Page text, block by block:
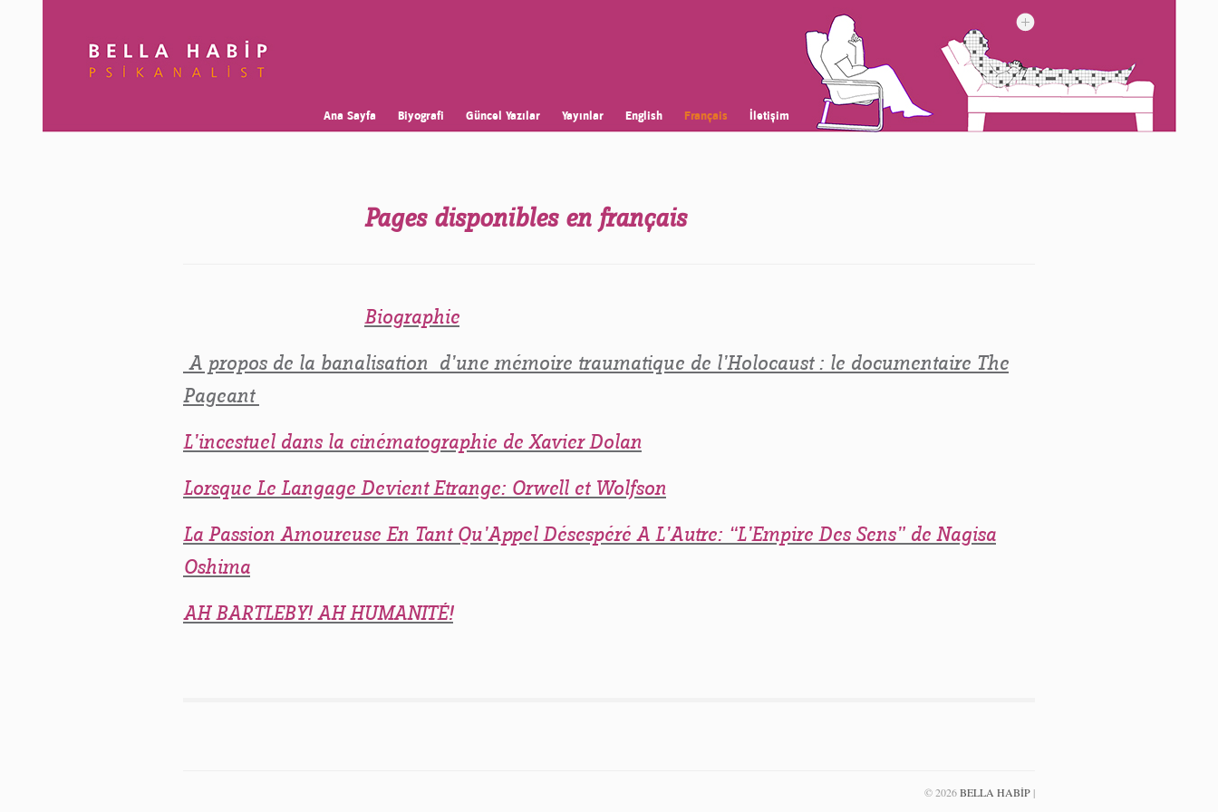
Ana Sayfa Biyografi Güncel Yazılar Yayınlar English Français İletişim
Pages disponibles en français
Biographie
A propos de la banalisation d’une mémoire traumatique de l’Holocaust : le documentaire The
Pageant
L’incestuel dans la cinématographie de Xavier Dolan
Lorsque Le Langage Devient Etrange: Orwell et Wolfson
La Passion Amoureuse En Tant Qu’Appel Désespéré A L’Autre: “L’Empire Des Sens” de Nagisa
Oshima
AH BARTLEBY! AH HUMANITÉ!
© 2026BELLA HABIP |